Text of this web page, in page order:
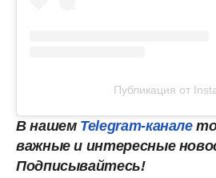
Публикация от
В нашем Telegram-канале
важные и интересные
Подписывайтесь!